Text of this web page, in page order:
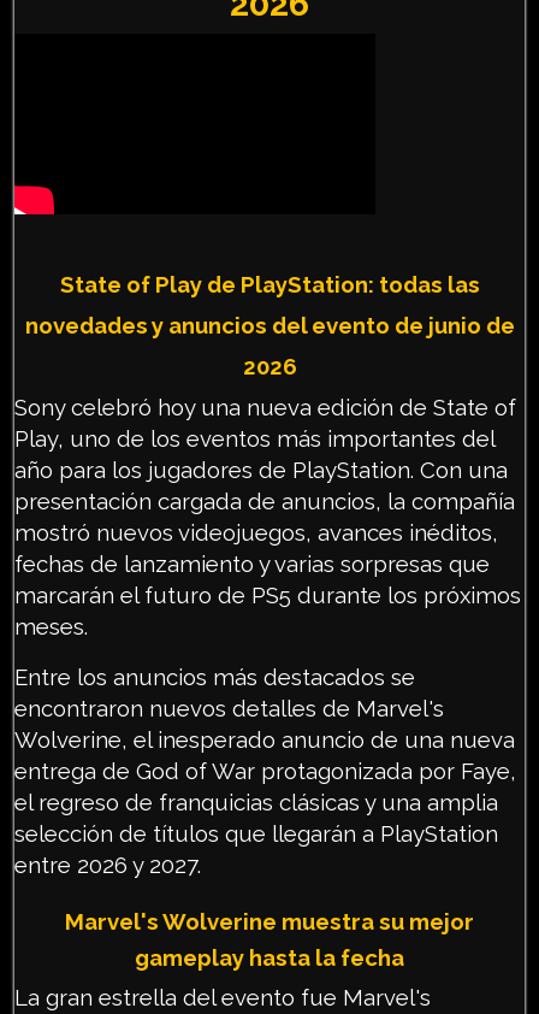
State of Play de PlayStation: todas las
novedades y anuncios del evento de junio de
2026
Sony celebró hoy una nueva edición de State of
Play, uno de los eventos más importantes del
año para los jugadores de PlayStation. Con una
presentación cargada de anuncios, la compañía
mostró nuevos videojuegos, avances inéditos,
fechas de lanzamiento y varias sorpresas que
marcarán el futuro de PS5 durante los próximos
meses.
Entre los anuncios más destacados se
encontraron nuevos detalles de Marvel's
Wolverine, el inesperado anuncio de una nueva
entrega de God of War protagonizada por Faye,
el regreso de franquicias clásicas y una amplia
selección de títulos que llegarán a PlayStation
entre 2026 y 2027.
Marvel's Wolverine muestra su mejor
gameplay hasta la fecha
La gran estrella del evento fue Marvel's